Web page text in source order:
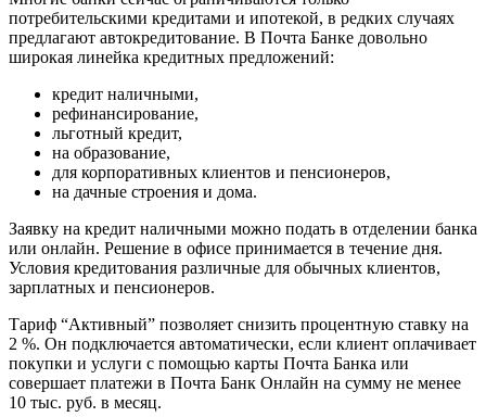
потребительскими кредитами и ипотекой, в редких случаях
предлагают автокредитование. В Почта Банке довольно
широкая линейка кредитных предложений:
кредит наличными,
рефинансирование,
льготный кредит,
на образование,
для корпоративных клиентов и пенсионеров,
на дачные строения и дома.
Заявку на кредит наличными можно подать в отделении банка
или онлайн. Решение в офисе принимается в течение дня.
Условия кредитования различные для обычных клиентов,
зарплатных и пенсионеров.
Тариф “Активный” позволяет снизить процентную ставку на
2 %. Он подключается автоматически, если клиент оплачивает
покупки и услуги с помощью карты Почта Банка или
совершает платежи в Почта Банк Онлайн на сумму не менее
10 тыс. руб. в месяц.